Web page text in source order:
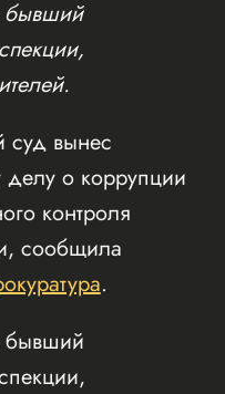
бывший
суд вынес
делу о коррупции
контроля
сообщила
.
бывший